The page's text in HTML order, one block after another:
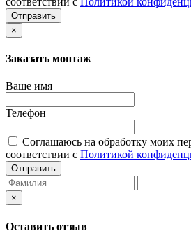
Отправить
×
Заказать монтаж
Ваше имя
Телефон
Соглашаюсь на обработку моих
соответствии с Политикой
Отправить
×
Оставить отзыв